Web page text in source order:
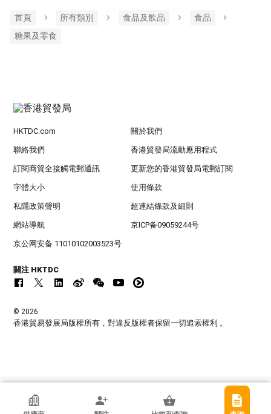
首頁 所有類別 食品及飲品
食品
糖果及零食
香港貿發局參展商
HKTDC.com 關於我們
聯絡我們 香港貿發局流動應用程式
訂閱商貿全接觸電郵通訊 更新您的香港貿發局電郵訂閱
字體大小 使用條款
私隱政策聲明 超連結條款及細則
網站導航 京ICP备09059244号
京公网安备 11010102003523号
關注 HKTDC
© 2026
香港貿易發展局版權所有，對違反版權者保留一切追索權利 。